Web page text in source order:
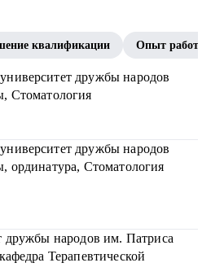
квалификации Опыт работы
дружбы народов
Стоматология
дружбы народов
Стоматология
дружбы народов им. Патриса
Терапевтической